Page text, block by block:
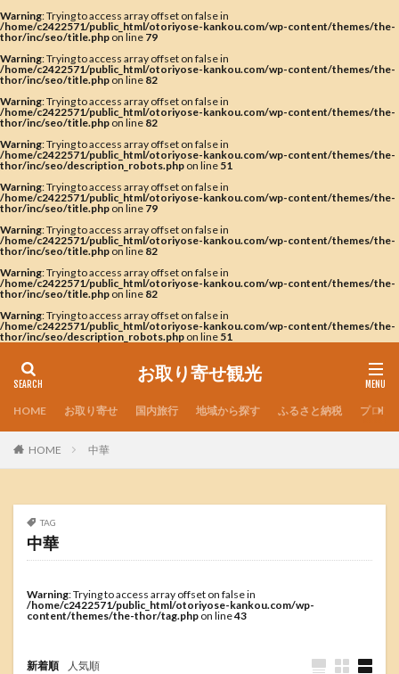
Warning: Trying to access array offset on false in
/home/c2422571/public_html/otoriyose-kankou.com/wp-content/themes/the-
thor/inc/seo/title.php on line 79
Warning: Trying to access array offset on false in
/home/c2422571/public_html/otoriyose-kankou.com/wp-content/themes/the-
thor/inc/seo/title.php on line 82
Warning: Trying to access array offset on false in
/home/c2422571/public_html/otoriyose-kankou.com/wp-content/themes/the-
thor/inc/seo/title.php on line 82
Warning: Trying to access array offset on false in
/home/c2422571/public_html/otoriyose-kankou.com/wp-content/themes/the-
thor/inc/seo/description_robots.php on line 51
Warning: Trying to access array offset on false in
/home/c2422571/public_html/otoriyose-kankou.com/wp-content/themes/the-
thor/inc/seo/title.php on line 79
Warning: Trying to access array offset on false in
/home/c2422571/public_html/otoriyose-kankou.com/wp-content/themes/the-
thor/inc/seo/title.php on line 82
Warning: Trying to access array offset on false in
/home/c2422571/public_html/otoriyose-kankou.com/wp-content/themes/the-
thor/inc/seo/title.php on line 82
Warning: Trying to access array offset on false in
/home/c2422571/public_html/otoriyose-kankou.com/wp-content/themes/the-
thor/inc/seo/description_robots.php on line 51
お取り寄せ観光
HOME お取り寄せ 国内旅行 地域から探す ふるさと納税 プロフ
HOME 中華
TAG
中華
Warning: Trying to access array offset on false in
/home/c2422571/public_html/otoriyose-kankou.com/wp-
content/themes/the-thor/tag.php on line43
新着順 人気順